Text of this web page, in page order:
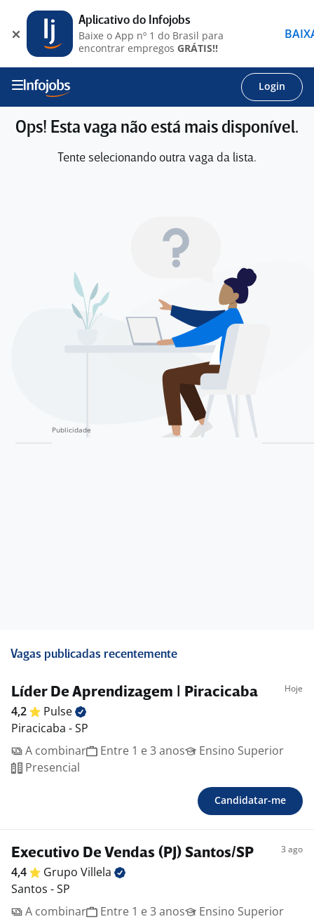
Login
Ops! Esta vaga não está mais disponível.
Tente selecionando outra vaga da lista.
Vagas publicadas recentemente
Líder De Aprendizagem | Piracicaba Hoje
4,2
Pulse
Piracicaba - SP
A combinar
Entre 1 e 3 anos
Ensino Superior
Presencial
Candidatar-me
Executivo De Vendas (PJ) Santos/SP 3 ago
4,4 Grupo Villela
Santos - SP
A combinar
Entre 1 e 3 anos
Ensino Superior
Aplicativo do Infojobs
Baixe o App nº 1 do Brasil para
encontrar empregos GRÁTIS!!